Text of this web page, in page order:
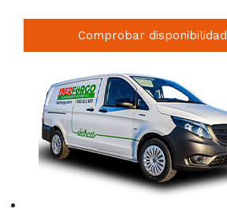
Comprobar disponibilidad